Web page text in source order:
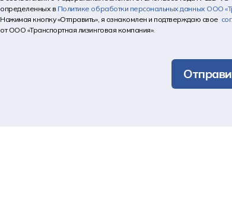
определенных в Политике обработки персональных данных ООО
Нажимая кнопку «Отправить», я ознакомлен и подтверждаю свое
от ООО «Транспортная лизинговая компания».